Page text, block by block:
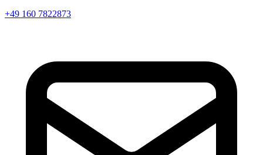
+49 160 7822873